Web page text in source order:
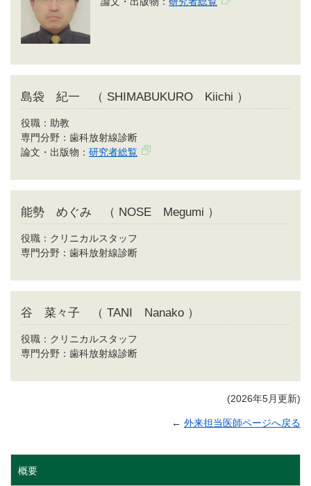
島袋 紀一 （ SHIMABUKURO Kiichi ）
役職：助教
専門分野：歯科放射線診断
論文・出版物： 研究者総覧
能勢 めぐみ （ NOSE Megumi ）
役職：クリニカルスタッフ
専門分野：歯科放射線診断
谷 菜々子 （ TANI Nanako ）
役職：クリニカルスタッフ
専門分野：歯科放射線診断
(2026年5月更新)
← 外来担当医師ページへ戻る
概要